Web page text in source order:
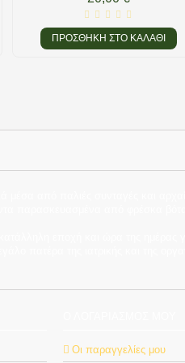
ΠΡΟΣΘΉΚΗ ΣΤΟ ΚΑΛΆΘΙ
Οι παραγγελίες μου